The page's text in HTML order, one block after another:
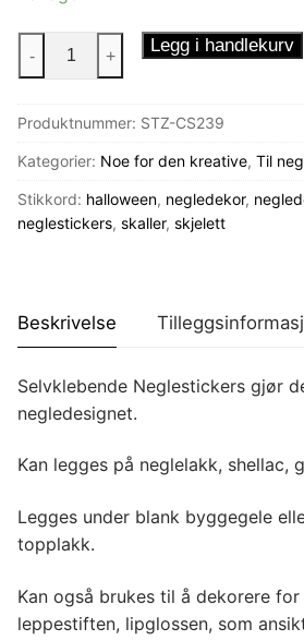
Neglestickers
Hjerteskjelett
- + Legg i handlekurv
Produktnummer: STZ-CS239
Kategorier: Noe for den kreative, Til
Stikkord: halloween, negledekor,
neglestickers, skaller, skjelett
Beskrivelse
Selvklebende Neglestickers gjør
negledesignet.
Kan legges på neglelakk, shellac,
Legges under blank byggegele
topplakk.
Kan også brukes til å dekorere for
leppestiften, lipglossen, som